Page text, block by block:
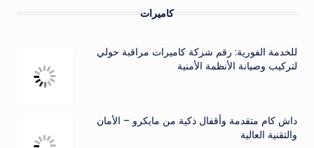
كاميرات
للخدمة الفورية: رقم شركة كاميرات مراقبة حولي
لتركيب وصيانة الأنظمة الأمنية
داش كام متقدمة وأقفال ذكية من مايكرو – الأمان
والتقنية العالية